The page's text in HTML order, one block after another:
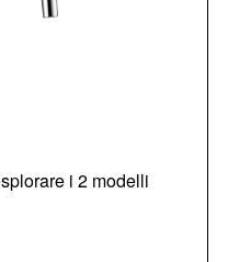
i 2 modelli